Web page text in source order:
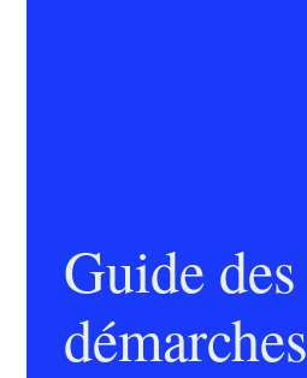
Guide des
démarches